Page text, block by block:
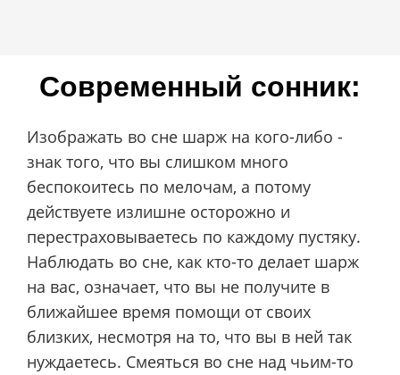
Современный сонник:
Изображать во сне шарж на кого-либо -
знак того, что вы слишком много
беспокоитесь по мелочам, а потому
действуете излишне осторожно и
перестраховываетесь по каждому пустяку.
Наблюдать во сне, как кто-то делает шарж
на вас, означает, что вы не получите в
ближайшее время помощи от своих
близких, несмотря на то, что вы в ней так
нуждаетесь. Смеяться во сне над чьим-то